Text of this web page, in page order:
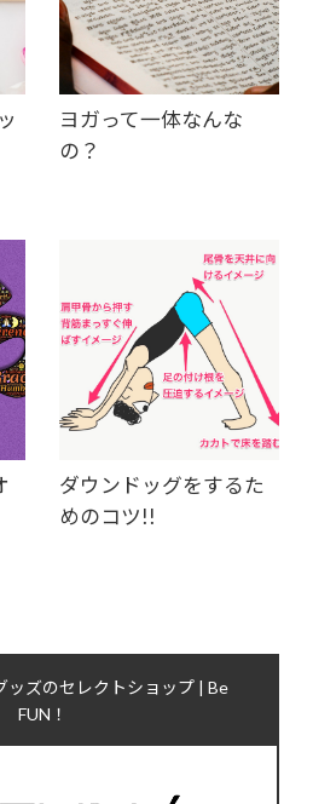
ヨガって一体なんな
の？
ダウンドッグをするた
めのコツ!!
ッズのセレクトショップ | Be
FUN！